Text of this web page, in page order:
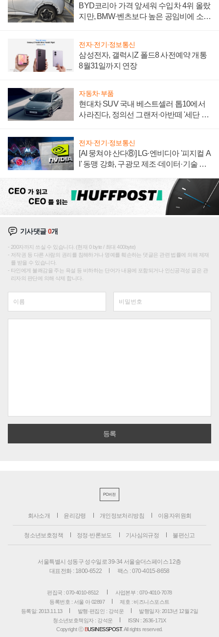
BYD코리아 가격 앞세워 수입차 4위 올랐
지만, BMW·벤츠보다 높은 공임비에 소비
전자·전기·정보통신
삼성전자, 갤럭시Z 폴드8 사전예약 개통
8월31일까지 연장
자동차·부품
현대차 SUV 국내 베스트셀러 톱10에서
사라진다, 정의선 그랜저·아반떼 '세단 쌍
전자·전기·정보통신
[AI 뭉쳐야 산다⑧] LG·엔비디아 '피지컬 A
I' 동맹 강화, 구광모 제조·데이터·기술 결
기사댓글0개
200자까지 쓰실 수 있습니다. (현재 0 byte / 최대 400byte)
저작권 등 다른 사람의 권리를 침해하거나 명예를 훼손하는 댓글은 관련 법률에 의해 제재
를 받을 수 있습니다.
타인에게 불쾌감을 주는 욕설 등 비하하는 단어가 내용에 포함되거나 인신공격성 글은 관
리자의 판단에 의해 삭제 합니다.
PC버전
회사소개 윤리강령 개인정보처리방침 이용자위원회
청소년보호정책 정정·반론보도 기사심의규정 불편신고
서울특별시 성동구 성수일로 39-34 서울숲더스페이스 12층
대표전화 : 1800-6522
팩스 : 070-4015-8658
편집국 : 070-4010-8512
사업본부 : 070-4010-7078
등록번호 : 서울 아 02897
제호 : 비즈니스포스트
등록일: 2013.11.13
발행·편집인 : 강석운
발행일자: 2013년 12월 2일
청소년보호책임자 : 강석운
ISSN : 2636-171X
Copyright ⓒ BUSINESSPOST. All rights reserved.